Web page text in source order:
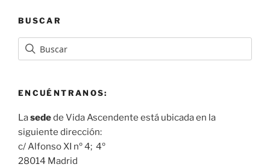
BUSCAR
ENCUÉNTRANOS:
Lasedede Vida Ascendente está ubicada en la
siguiente dirección:
c/ Alfonso XI nº 4; 4º
28014 Madrid